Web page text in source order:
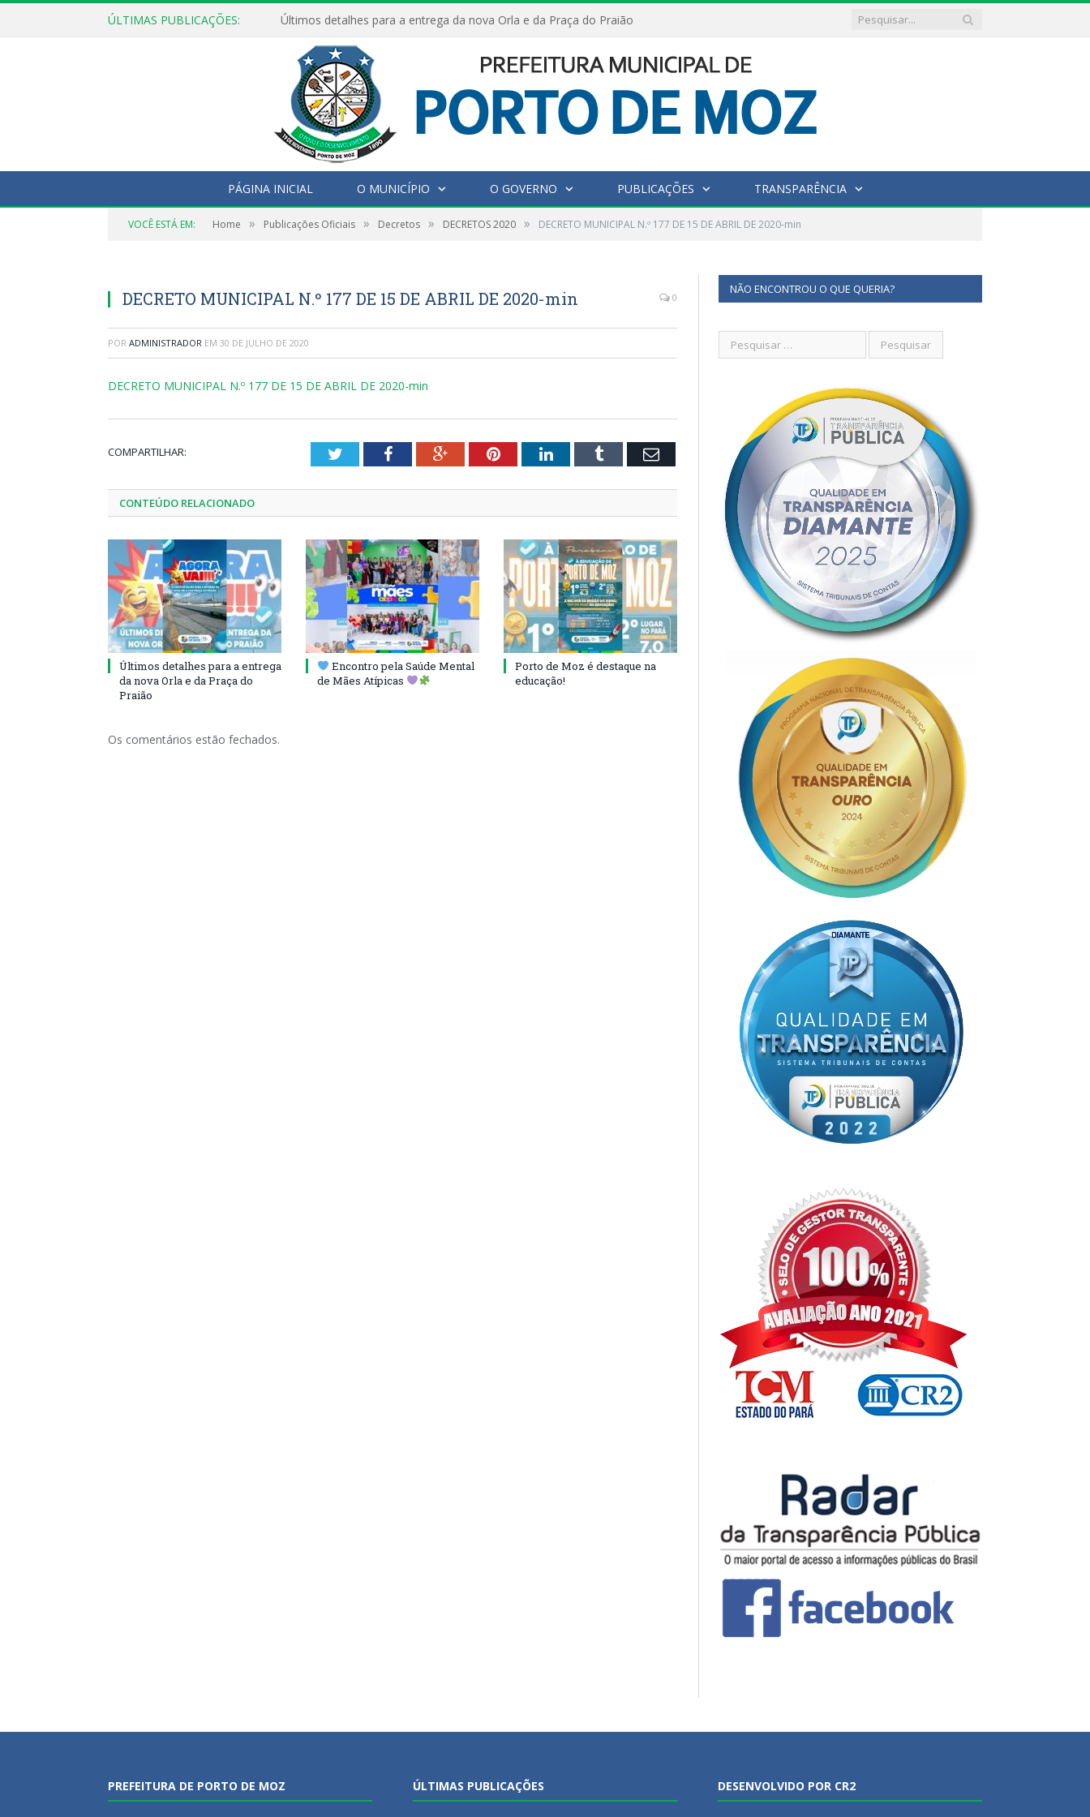
ÚLTIMAS PUBLICAÇÕES: Últimos detalhes para a entrega da nova Orla e da Praça do Praião
PÁGINA INICIAL O MUNICÍPIO O GOVERNO PUBLICAÇÕES TRANSPARÊNCIA
VOCÊ ESTÁ EM: Home » Publicações Oficiais » Decretos » DECRETOS 2020 » DECRETO MUNICIPAL N.º 177 DE 15 DE ABRIL DE 2020-min
DECRETO MUNICIPAL N.º 177 DE 15 DE ABRIL DE 2020-min 0
POR ADMINISTRADOR EM 30 DE JULHO DE 2020
DECRETO MUNICIPAL N.º 177 DE 15 DE ABRIL DE 2020-min
COMPARTILHAR: TwitterFacebookGoogle+PinterestLinkedInTumblr Email
CONTEÚDO RELACIONADO
Últimos detalhes para a entrega
da nova Orla e da Praça do
Praião
Encontro pela Saúde Mental
de Mães Atípicas
Porto de Moz é destaque na
educação!
Os comentários estão fechados.
NÃO ENCONTROU O QUE QUERIA?
PREFEITURA DE PORTO DE MOZ ÚLTIMAS PUBLICAÇÕES DESENVOLVIDO POR CR2